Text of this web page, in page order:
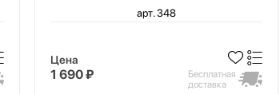
арт. 348
Цена
1 690 ₽
Бесплатная
доставка